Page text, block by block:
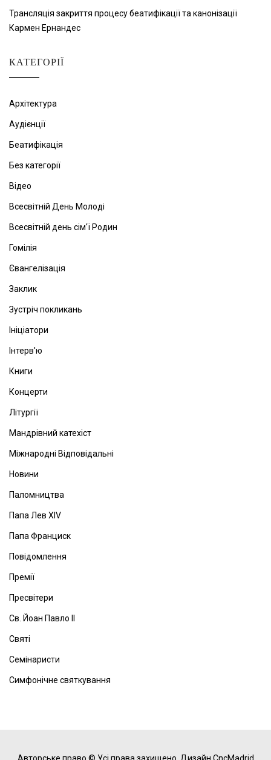
Трансляція закриття процесу беатифікації та канонізації
Кармен Ернандес
КАТЕГОРІЇ
Архітектура
Аудієнції
Беатифікація
Без категорії
Відео
Всесвітній День Молоді
Всесвітній день сім'ї Родин
Гомілія
Євангелізація
Заклик
Зустріч покликань
Ініціатори
Інтерв'ю
Книги
Концерти
Літургії
Мандрівний катехіст
Міжнародні Відповідальні
Новини
Паломництва
Папа Лев ХІV
Папа Франциск
Повідомлення
Премії
Пресвітери
Св. Йоан Павло ІІ
Святі
Семінаристи
Симфонічне святкування
Авторське право © Усі права захищено. Дизайн CncMadrid